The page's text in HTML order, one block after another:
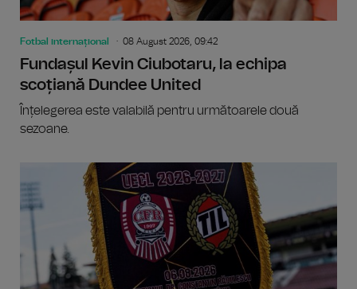
Fotbal internațional 08 August 2026, 09:42
Fundașul Kevin Ciubotaru, la echipa
scoțiană Dundee United
Înțelegerea este valabilă pentru următoarele două
sezoane.